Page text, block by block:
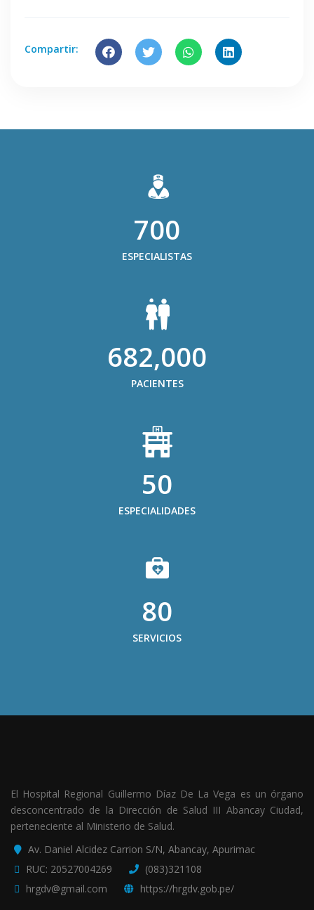
Compartir:
700
ESPECIALISTAS
682,000
PACIENTES
50
ESPECIALIDADES
80
SERVICIOS
El Hospital Regional Guillermo Díaz De La Vega es un órgano
desconcentrado de la Dirección de Salud III Abancay Ciudad,
perteneciente al Ministerio de Salud.
Av. Daniel Alcidez Carrion S/N, Abancay, Apurimac
RUC: 20527004269
(083)321108
hrgdv@gmail.com
https://hrgdv.gob.pe/